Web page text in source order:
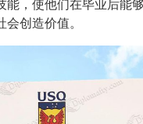
能，使他们在毕业后能
创造价值。